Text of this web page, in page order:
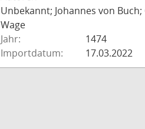
Unbekannt; Johannes von
Wage
Jahr:
1474
Importdatum:
17.03.2022